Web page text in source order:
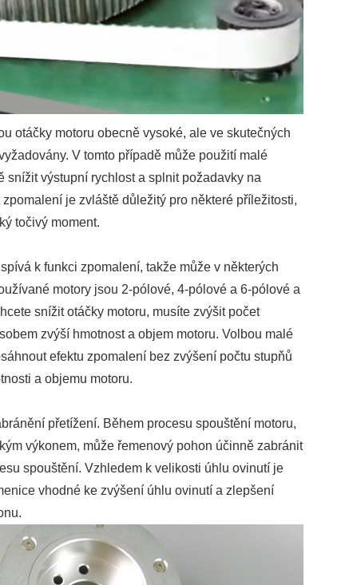
otáčky motoru obecně vysoké, ale ve skutečných
V tomto případě může použití malé
snížit výstupní rychlost a splnit požadavky na
je zvláště důležitý pro některé příležitosti,
točivý moment.
k funkci zpomalení, takže může v některých
motory jsou 2-pólové, 4-pólové a 6-pólové a
snížit otáčky motoru, musíte zvýšit počet
zvýší hmotnost a objem motoru. Volbou malé
efektu zpomalení bez zvýšení počtu stupňů
a objemu motoru.
přetížení. Během procesu spouštění motoru,
výkonem, může řemenový pohon účinně zabránit
spouštění. Vzhledem k velikosti úhlu ovinutí je
vhodné ke zvýšení úhlu ovinutí a zlepšení